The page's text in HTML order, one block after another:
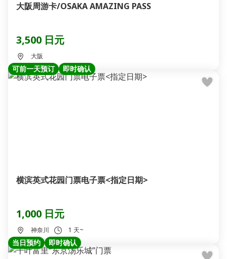
大阪周游卡/OSAKA AMAZING PASS
3,500 日元
大阪
可前一天预订 即时确认
横滨英式花园门票电子票<指定日期>
1,000 日元
神奈川 1 天~
当日预约 即时确认